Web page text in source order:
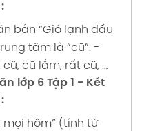
bản “Gió lạnh đầu
tâm là “cũ”. -
cũ lắm, rất cũ, …
lớp 6 Tập 1 - Kết
mọi hôm” (tính từ